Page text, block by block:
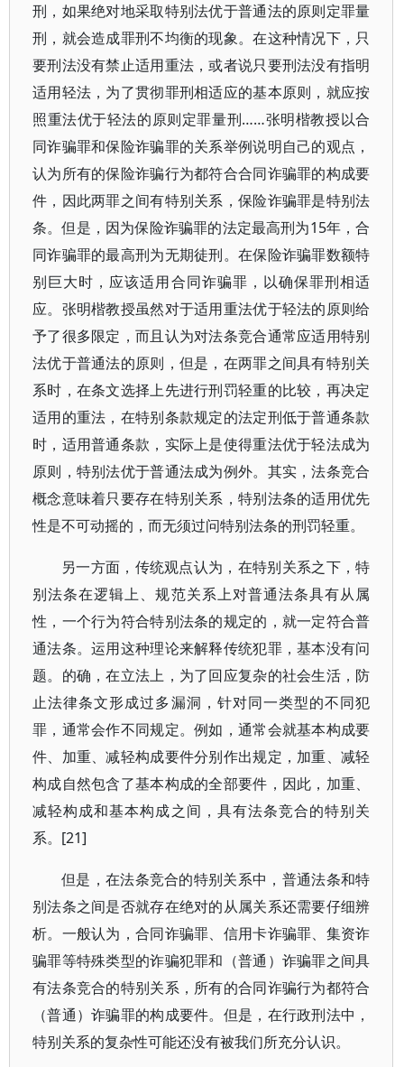
刑，如果绝对地采取特别法优于普通法的原则定罪量
刑，就会造成罪刑不均衡的现象。在这种情况下，只
要刑法没有禁止适用重法，或者说只要刑法没有指明
适用轻法，为了贯彻罪刑相适应的基本原则，就应按
照重法优于轻法的原则定罪量刑……张明楷教授以合
同诈骗罪和保险诈骗罪的关系举例说明自己的观点，
认为所有的保险诈骗行为都符合合同诈骗罪的构成要
件，因此两罪之间有特别关系，保险诈骗罪是特别法
条。但是，因为保险诈骗罪的法定最高刑为15年，合
同诈骗罪的最高刑为无期徒刑。在保险诈骗罪数额特
别巨大时，应该适用合同诈骗罪，以确保罪刑相适
应。张明楷教授虽然对于适用重法优于轻法的原则给
予了很多限定，而且认为对法条竞合通常应适用特别
法优于普通法的原则，但是，在两罪之间具有特别关
系时，在条文选择上先进行刑罚轻重的比较，再决定
适用的重法，在特别条款规定的法定刑低于普通条款
时，适用普通条款，实际上是使得重法优于轻法成为
原则，特别法优于普通法成为例外。其实，法条竞合
概念意味着只要存在特别关系，特别法条的适用优先
性是不可动摇的，而无须过问特别法条的刑罚轻重。
另一方面，传统观点认为，在特别关系之下，特
别法条在逻辑上、规范关系上对普通法条具有从属
性，一个行为符合特别法条的规定的，就一定符合普
通法条。运用这种理论来解释传统犯罪，基本没有问
题。的确，在立法上，为了回应复杂的社会生活，防
止法律条文形成过多漏洞，针对同一类型的不同犯
罪，通常会作不同规定。例如，通常会就基本构成要
件、加重、减轻构成要件分别作出规定，加重、减轻
构成自然包含了基本构成的全部要件，因此，加重、
减轻构成和基本构成之间，具有法条竞合的特别关
系。[21]
但是，在法条竞合的特别关系中，普通法条和特
别法条之间是否就存在绝对的从属关系还需要仔细辨
析。一般认为，合同诈骗罪、信用卡诈骗罪、集资诈
骗罪等特殊类型的诈骗犯罪和（普通）诈骗罪之间具
有法条竞合的特别关系，所有的合同诈骗行为都符合
（普通）诈骗罪的构成要件。但是，在行政刑法中，
特别关系的复杂性可能还没有被我们所充分认识。